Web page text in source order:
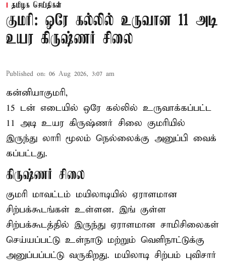
தமிழக செய்திகள்
குமரி: ஒரே கல்லில் உருவான 11 அடி
உயர கிருஷ்ணர் சிலை
Published on: 06 Aug 2026, 3:07 am
கன்னியாகுமரி,
15 டன் எடையில் ஒரே கல்லில் உருவாக்கப்பட்ட
11 அடி உயர கிருஷ்ணர் சிலை குமரியில்
இருந்து லாரி மூலம் நெல்லைக்கு அனுப்பி வைக்
கப்பட்டது.
கிருஷ்ணர் சிலை
குமரி மாவட்டம் மயிலாடியில் ஏராளமான
சிற்பக்கூடங்கள் உள்ளன. இங் குள்ள
சிற்பக்கூடத்தில் இருந்து ஏராளமான சாமிசிலைகள்
செய்யப்பட்டு உள்நாடு மற்றும் வெளிநாட்டுக்கு
அனுப்பப்பட்டு வருகிறது. மயிலாடி சிற்பம் புவிசார்